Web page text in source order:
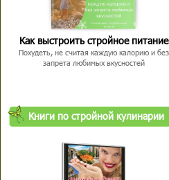
Как выстроить стройное питание
Похудеть, не считая каждую калорию и без
запрета любимых вкусностей
Книги по стройной кулинарии